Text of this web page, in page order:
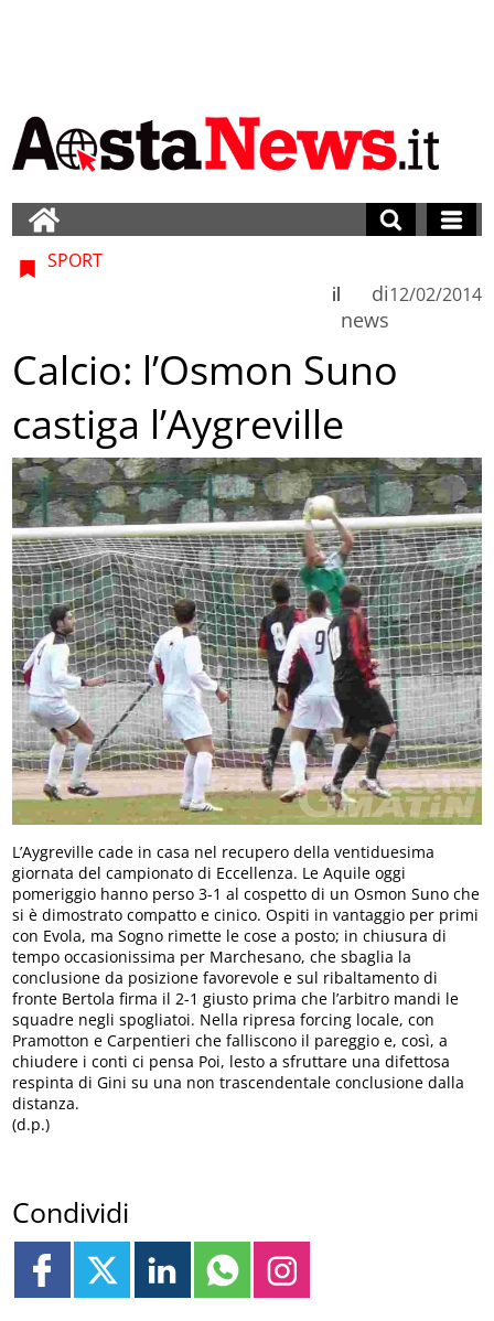
SPORT
di
news
il 12/02/2014
Calcio: l’Osmon Suno
castiga l’Aygreville
L’Aygreville cade in casa nel recupero della ventiduesima
giornata del campionato di Eccellenza. Le Aquile oggi
pomeriggio hanno perso 3-1 al cospetto di un Osmon Suno che
si è dimostrato compatto e cinico. Ospiti in vantaggio per primi
con Evola, ma Sogno rimette le cose a posto; in chiusura di
tempo occasionissima per Marchesano, che sbaglia la
conclusione da posizione favorevole e sul ribaltamento di
fronte Bertola firma il 2-1 giusto prima che l’arbitro mandi le
squadre negli spogliatoi. Nella ripresa forcing locale, con
Pramotton e Carpentieri che falliscono il pareggio e, così, a
chiudere i conti ci pensa Poi, lesto a sfruttare una difettosa
respinta di Gini su una non trascendentale conclusione dalla
distanza.
(d.p.)
Condividi